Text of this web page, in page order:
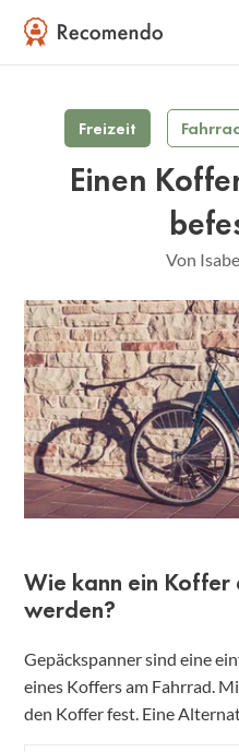
Freizeit
Einen
Von
Wie kann ein
werden?
Gepäckspanner sind eine
eines Koffers am Fahrrad.
den Koffer fest. Eine